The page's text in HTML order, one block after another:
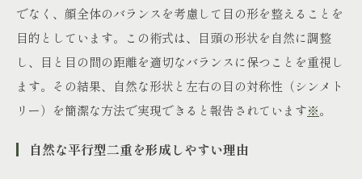
でなく、顔全体のバランスを考慮して目の形を整えることを
目的としています。この術式は、目頭の形状を自然に調整
し、目と目の間の距離を適切なバランスに保つことを重視し
ます。その結果、自然な形状と左右の目の対称性（シンメト
リー）を簡潔な方法で実現できると報告されています※。
自然な平行型二重を形成しやすい理由